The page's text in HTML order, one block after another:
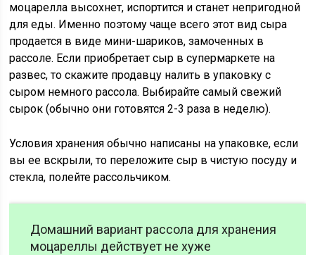
моцарелла высохнет, испортится и станет непригодной
для еды. Именно поэтому чаще всего этот вид сыра
продается в виде мини-шариков, замоченных в
рассоле. Если приобретает сыр в супермаркете на
развес, то скажите продавцу налить в упаковку с
сыром немного рассола. Выбирайте самый свежий
сырок (обычно они готовятся 2-3 раза в неделю).
Условия хранения обычно написаны на упаковке, если
вы ее вскрыли, то переложите сыр в чистую посуду и
стекла, полейте рассольчиком.
Домашний вариант рассола для хранения
моцареллы действует не хуже